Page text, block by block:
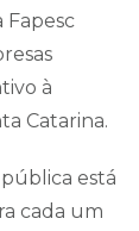
Fapesc
à
Catarina.
está
cada um